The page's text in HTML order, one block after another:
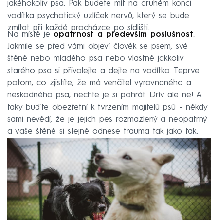
jakéhokoliv psa. Pak budete mít na druhém konci
vodítka psychotický uzlíček nervů, který se bude
zmítat při každé procházce po sídlišti.
Na místě je opatrnost a především poslušnost.
Jakmile se před vámi objeví člověk se psem, své
štěně nebo mladého psa nebo vlastně jakkoliv
starého psa si přivolejte a dejte na vodítko. Teprve
potom, co zjistíte, že má venčitel vyrovnaného a
neškodného psa, nechte je si pohrát. Dřív ale ne! A
taky buďte obezřetní k tvrzením majitelů psů - někdy
sami nevědí, že je jejich pes rozmazlený a neopatrný
a vaše štěně si stejně odnese trauma tak jako tak.